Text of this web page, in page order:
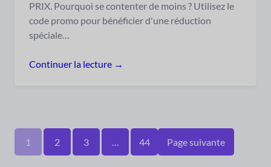
PRIX. Pourquoi se contenter de moins ? Utilisez le
code promo pour bénéficier d'une réduction
spéciale…
Continuer la lecture →
1 2 3 44 Page suivante